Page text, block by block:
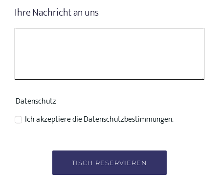
Ihre Nachricht an uns
Datenschutz
Ich akzeptiere die Datenschutzbestimmungen.
TISCH RESERVIEREN